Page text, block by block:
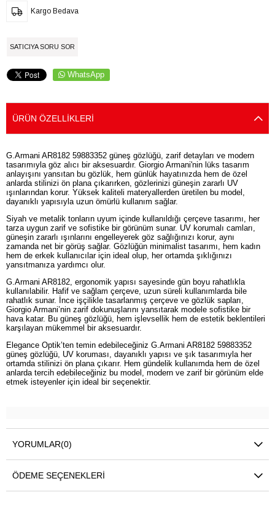
Kargo Bedava
SATICIYA SORU SOR
WhatsApp
ÜRÜN ÖZELLIKLERI
G.Armani AR8182 59883352 güneş gözlüğü, zarif detayları ve modern
tasarımıyla göz alıcı bir aksesuardır. Giorgio Armani'nin lüks tasarım
anlayışını yansıtan bu gözlük, hem günlük hayatınızda hem de özel
anlarda stilinizi ön plana çıkarırken, gözlerinizi güneşin zararlı UV
ışınlarından korur. Yüksek kaliteli materyallerden üretilen bu model,
dayanıklı yapısıyla uzun ömürlü kullanım sağlar.
Siyah ve metalik tonların uyum içinde kullanıldığı çerçeve tasarımı, her
tarza uygun zarif ve sofistike bir görünüm sunar. UV korumalı camları,
güneşin zararlı ışınlarını engelleyerek göz sağlığınızı korur, aynı
zamanda net bir görüş sağlar. Gözlüğün minimalist tasarımı, hem kadın
hem de erkek kullanıcılar için ideal olup, her ortamda şıklığınızı
yansıtmanıza yardımcı olur.
G.Armani AR8182, ergonomik yapısı sayesinde gün boyu rahatlıkla
kullanılabilir. Hafif ve sağlam çerçeve, uzun süreli kullanımlarda bile
rahatlık sunar. İnce işçilikle tasarlanmış çerçeve ve gözlük sapları,
Giorgio Armani’nin zarif dokunuşlarını yansıtarak modele sofistike bir
hava katar. Bu güneş gözlüğü, hem işlevsellik hem de estetik beklentileri
karşılayan mükemmel bir aksesuardır.
Elegance Optik’ten temin edebileceğiniz G.Armani AR8182 59883352
güneş gözlüğü, UV koruması, dayanıklı yapısı ve şık tasarımıyla her
ortamda stilinizi ön plana çıkarır. Hem gündelik kullanımda hem de özel
anlarda tercih edebileceğiniz bu model, modern ve zarif bir görünüm elde
etmek isteyenler için ideal bir seçenektir.
YORUMLAR(0)
ÖDEME SEÇENEKLERI